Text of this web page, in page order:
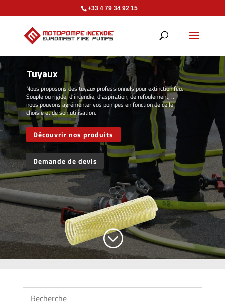
+33 4 79 34 92 15
Tuyaux
Nous proposons des tuyaux professionnels pour extinction feu.
Souple ou rigide, d’incendie, d’aspiration, de refoulement, …
nous pouvons agrémenter vos pompes en fonction de celle
choisie et de son utilisation.
Découvrir nos produits
Demande de devis
;